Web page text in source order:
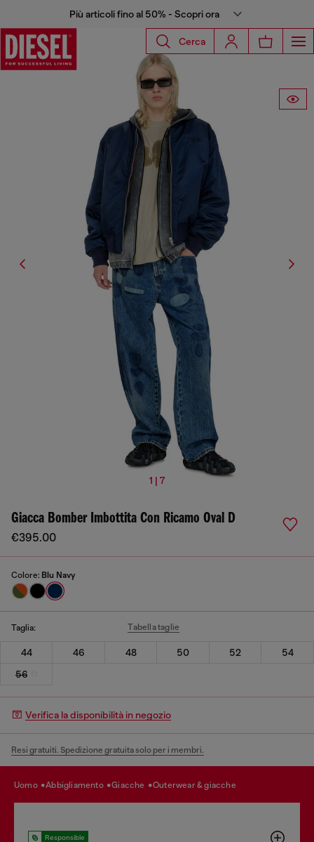
Più articoli fino al 50% - Scopri ora
Cerca
1 | 7
Giacca Bomber Imbottita Con Ricamo Oval D
€395.00
Colore: Blu Navy
Taglia: Tabella taglie
44 46 48 50 52
54
56
Verifica la disponibilità in negozio
Resi gratuiti. Spedizione gratuita solo per i membri.
uomo abbigliamento giacche outerwear & giacche
Responsible